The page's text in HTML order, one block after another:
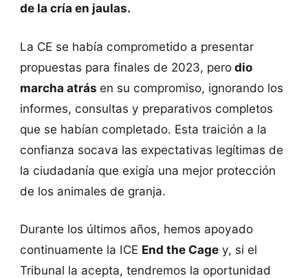
de la cría en jaulas.
La CE se había comprometido a presentar
propuestas para finales de 2023, perodio
marcha atrás en su compromiso, ignorando los
informes, consultas y preparativos completos
que se habían completado. Esta traición a la
confianza socava las expectativas legítimas de
la ciudadanía que exigía una mejor protección
de los animales de granja.
Durante los últimos años, hemos apoyado
continuamente la ICE End the Cagey, si el
Tribunal la acepta, tendremos la oportunidad